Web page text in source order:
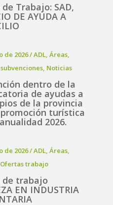
Trabajo: SAD,
DE AYUDA A
de 2026/ADL, Áreas,
, Noticias
dentro de la
de ayudas a
de la provincia
turística
2026.
de 2026/ADL, Áreas,
Ofertas trabajo
trabajo
EN INDUSTRIA